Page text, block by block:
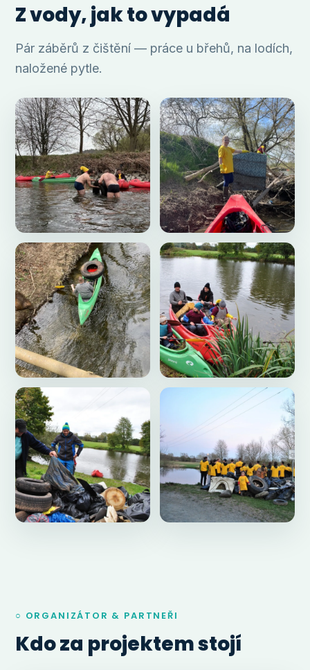
Z vody, jak to vypadá
Pár záběrů z čištění — práce u břehů, na lodích,
naložené pytle.
○ ORGANIZÁTOR & PARTNEŘI
Kdo za projektem stojí